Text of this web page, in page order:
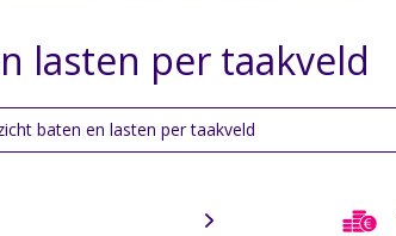
lasten per taakveld
baten en lasten per taakveld